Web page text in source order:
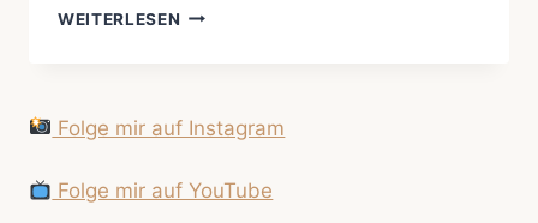
WEITERLESEN ICH
…
Folge mir auf Instagram
Folge mir auf YouTube